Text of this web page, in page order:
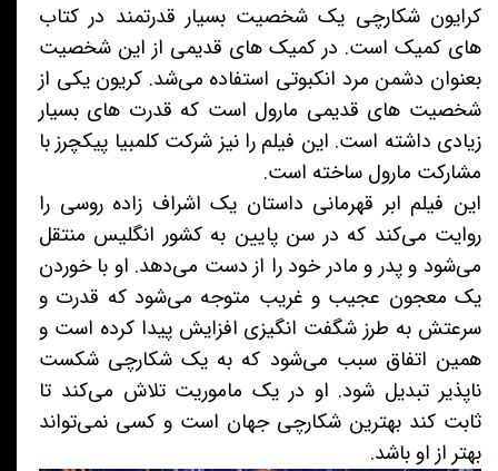
کرایون شکارچی یک شخصیت بسیار قدرتمند در کتاب
های کمیک است. در کمیک های قدیمی از این شخصیت
بعنوان دشمن مرد انکبوتی استفاده می‌شد. کریون یکی از
شخصیت های قدیمی مارول است که قدرت های بسیار
زیادی داشته است. این فیلم را نیز شرکت کلمبیا پیکچرز با
مشارکت مارول ساخته است.
این فیلم ابر قهرمانی داستان یک اشراف زاده روسی را
روایت می‌کند که در سن پایین به کشور انگلیس منتقل
می‌شود و پدر و مادر خود را از دست می‌دهد. او با خوردن
یک معجون عجیب و غریب متوجه می‌شود که قدرت و
سرعتش به طرز شگفت انگیزی افزایش پیدا کرده است و
همین اتفاق سبب می‌شود که به یک شکارچی شکست
ناپذیر تبدیل شود. او در یک ماموریت تلاش می‌کند تا
ثابت کند بهترین شکارچی جهان است و کسی نمی‌تواند
بهتر از او باشد.